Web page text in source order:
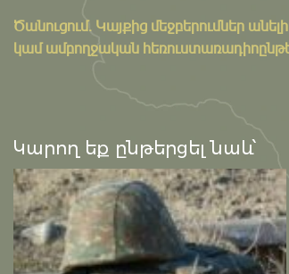
Ծանուցում․ Կայքից մեջբերումներ
կամ ամբողջական
Կարող եք ընթերցել նաև՝